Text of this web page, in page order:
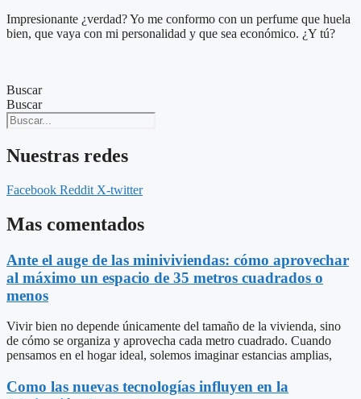
Impresionante ¿verdad? Yo me conformo con un perfume que huela
bien, que vaya con mi personalidad y que sea económico. ¿Y tú?
Buscar
Buscar
Nuestras redes
Facebook Reddit X-twitter
Mas comentados
Ante el auge de las miniviviendas: cómo aprovechar
al máximo un espacio de 35 metros cuadrados o
menos
Vivir bien no depende únicamente del tamaño de la vivienda, sino
de cómo se organiza y aprovecha cada metro cuadrado. Cuando
pensamos en el hogar ideal, solemos imaginar estancias amplias,
Como las nuevas tecnologías influyen en la